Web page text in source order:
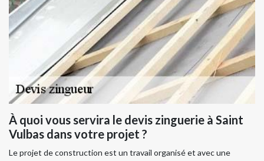
À quoi vous servira le devis zinguerie à Saint
Vulbas dans votre projet ?
Le projet de construction est un travail organisé et avec une